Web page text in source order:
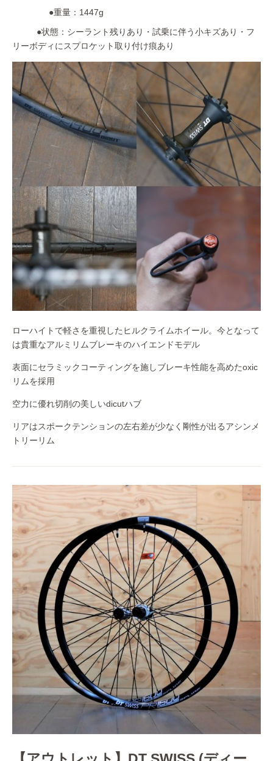
●重量：1447g
●状態：シーラント残りあり・試乗に伴う小キズあり・フ
リーボディにスプロケット取り付け痕あり
ローハイトで軽さを重視したヒルクライムホイール。今となって
は貴重なアルミリムブレーキのハイエンドモデル
表面にセラミックコーティングを施しブレーキ性能を高めたoxic
リムを採用
空力に優れ切削の美しいdicutハブ
リアはスポークテンションの左右差が少なく剛性が出るアシンメ
トリーリム